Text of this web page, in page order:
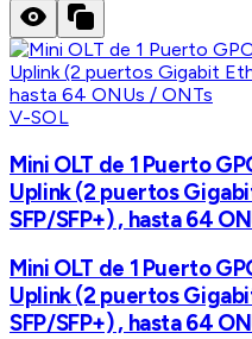
V-SOL
Mini OLT de 1 Puerto
Uplink (2 puertos
SFP/SFP+) , hasta 64
Mini OLT de 1 Puerto
Uplink (2 puertos
SFP/SFP+) , hasta 64